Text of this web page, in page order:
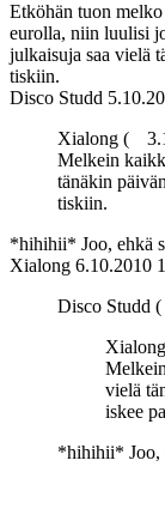
Etköhän tuon
eurolla, niin luulisi
julkaisuja saa vielä
tiskiin.
Disco Studd
Xialong (
Melkein
tänäkin
tiskiin.
*hihihii* Joo, ehkä
Xialong 6.10.2010
Disco Studd (
vielä
iskee
*hihihii* Joo,